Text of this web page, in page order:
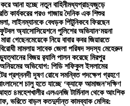
আনা হচ্ছে নতুন বাহিনীমধ্যপ্রাচ্যজুড়ে
কার্যকরের পরও গাজায় দৈনিক এক শিশুর
লাইনম্যানকে বেধড়ক পিটুনিকবে ফিরছেন
ফুটবল অ্যাসোসিয়েশনে পুলিশের অভিযান‘ময়না
গেছেনমেয়েকে নিয়ে বাবার কবর জিয়ারতে
বিরোধী মামলায় সাবেক জেলা পরিষদ সদস্য মেহেরুন
বিজয় র‍্যালি পালন করেছে মিরপুর
অভিযোগ: পিডি শফিকুল ইসলামের
প্রশ্ননদী দূষণ রোধে সমন্বিত পদক্ষেপ গ্রহণে
চালু হতে যাচ্ছে ‘ক্যাফে আমাজন’দক্ষিণ
আহত ৪মহেশখালীর এলএনজি টার্মিনাল থেকে আংশিক
ভরিতে বাড়ল কতদুর্দান্ত কামব্যাক মেসির: